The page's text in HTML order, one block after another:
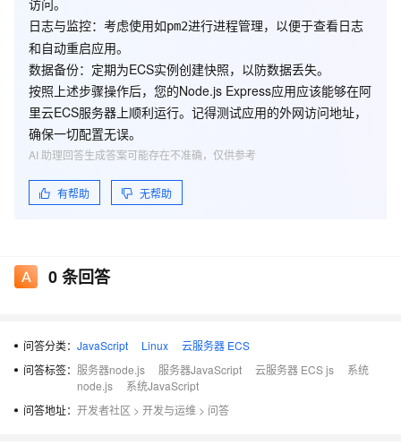
访问。
日志与监控：考虑使用如pm2进行进程管理，以便于查看日志
和自动重启应用。
数据备份：定期为ECS实例创建快照，以防数据丢失。
按照上述步骤操作后，您的Node.js Express应用应该能够在阿
里云ECS服务器上顺利运行。记得测试应用的外网访问地址，
确保一切配置无误。
有帮助 无帮助
AI 助理回答生成答案可能存在不准确，仅供参考
0条回答
问答分类： JavaScript Linux
云服务器 ECS
问答标签： 服务器node.js 服务器JavaScript 云服务器 ECS js
系统
node.js
系统JavaScript
问答地址： 开发者社区 > 开发与运维 > 问答